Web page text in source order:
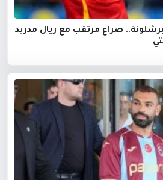
صراع مرتقب مع ريال مدريد